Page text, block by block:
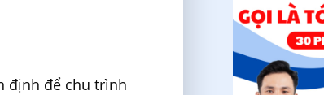
định để chu trình